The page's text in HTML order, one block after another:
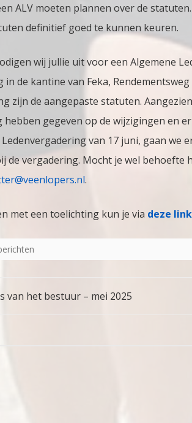
ALV moeten plannen over de
definitief goed te kunnen keuren.
wij jullie uit voor een Algemene
in de kantine van Feka,
zijn de aangepaste statuten.
hebben gegeven op de wijzigingen en
van 17 juni, gaan we
de vergadering. Mocht je wel behoefte
.
met een toelichting kun je via deze link
van het bestuur – mei 2025